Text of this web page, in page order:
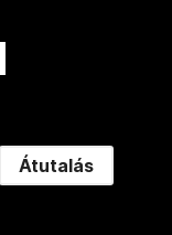
Átutalás